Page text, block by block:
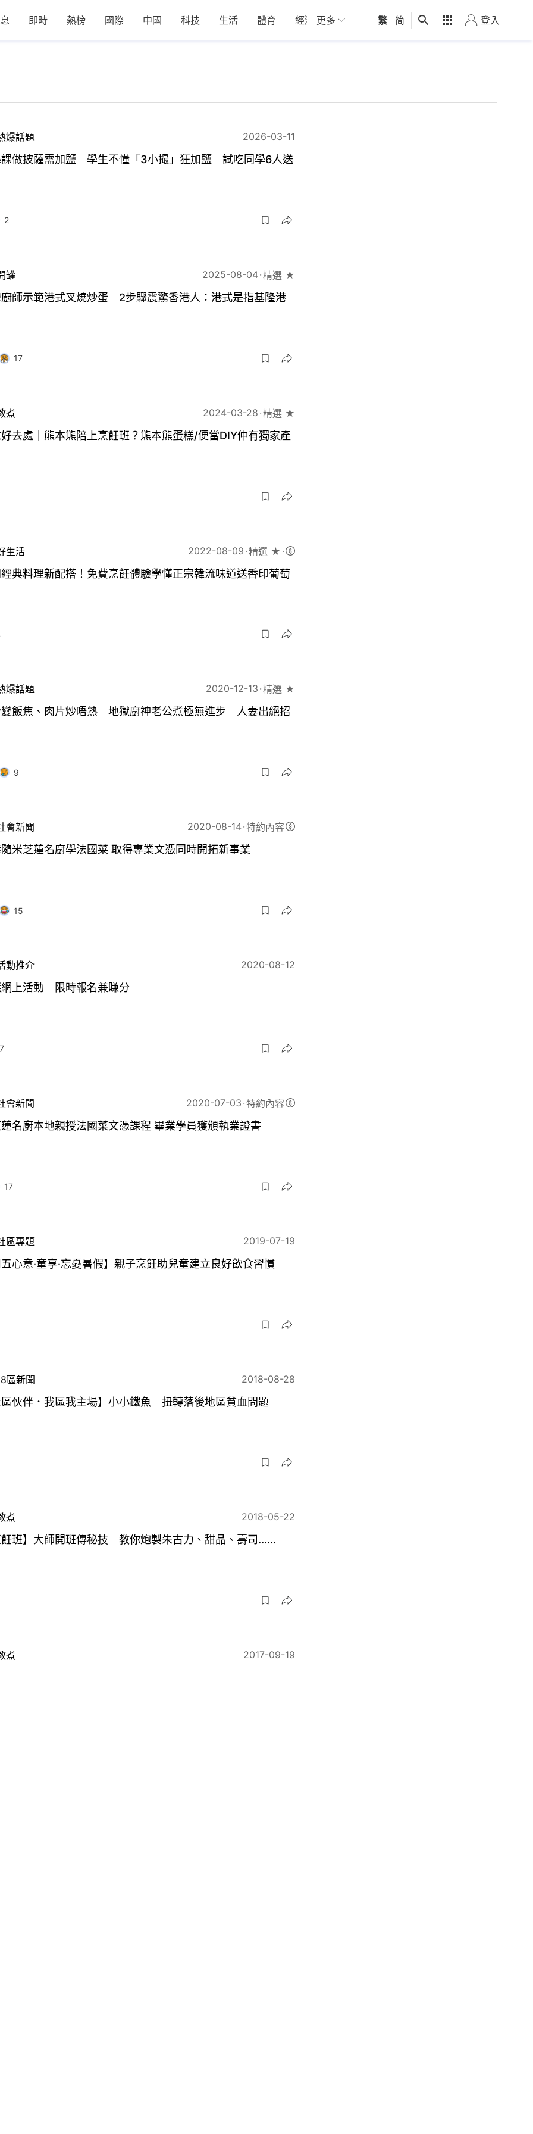
即時 熱榜 國際 中國 科技 生活 體育 經濟 01深圳 觀點 健康 好食玩飛
更多 繁 简 登入
爆話題 2026-03-11
做披薩需加鹽 學生不懂「3小撮」狂加鹽 試吃同學6人送
2
罐 2025-08-04 精選 ★
師示範港式叉燒炒蛋 2步驟震驚香港人：港式是指基隆港
17
煮 2024-03-28 精選 ★
去處｜熊本熊陪上烹飪班？熊本熊蛋糕/便當DIY仲有獨家產
生活 2022-08-09 精選 ★
典料理新配搭！免費烹飪體驗學懂正宗韓流味道送香印葡萄
爆話題 2020-12-13 精選 ★
飯焦、肉片炒唔熟 地獄廚神老公煮極無進步 人妻出絕招
9
會新聞 2020-08-14 特約內容
留港隨米芝蓮名廚學法國菜 取得專業文憑同時開拓新事業
15
動推介 2020-08-12
上活動 限時報名兼賺分
會新聞 2020-07-03 特約內容
名廚本地親授法國菜文憑課程 畢業學員獲頒執業證書
17
區專題 2019-07-19
心意‧童享‧忘憂暑假】親子烹飪助兒童建立良好飲食習慣
區新聞 2018-08-28
伙伴．我區我主場】小小鐵魚 扭轉落後地區貧血問題
煮 2018-05-22
班】大師開班傳秘技 教你炮製朱古力、甜品、壽司......
煮 2017-09-19